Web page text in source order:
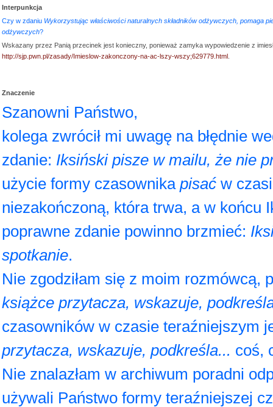
Interpunkcja
Czy w zdaniu Wykorzystując właściwości naturalnych składników odżywczych, pomaga
odżywczych?
Wskazany przez Panią przecinek jest konieczny, ponieważ zamyka wypowiedzenie z
http://sjp.pwn.pl/zasady/Imieslow-zakonczony-na-ac-lszy-wszy;629779.html
Znaczenie
Szanowni Państwo,
kolega zwrócił mi uwagę na błędnie
zdanie: Iksiński pisze w mailu, że nie
użycie formy czasownika pisać w
niezakończoną, która trwa, a w końcu
poprawne zdanie powinno brzmieć:
spotkanie.
Nie zgodziłam się z moim rozmówcą,
książce przytacza, wskazuje,
czasowników w czasie teraźniejszym
przytacza, wskazuje, podkreśla... coś,
Nie znalazłam w archiwum poradni
używali Państwo formy teraźniejszej